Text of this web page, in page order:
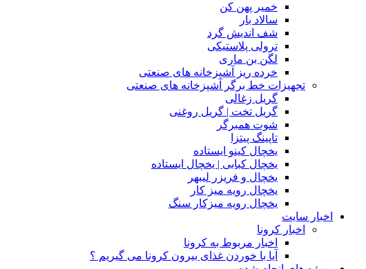
خمیر پهن کن
سالاد بار
شف اندیش گرد
ترولی پلاستیکی
لگن بن ماری
خرده ریز آشپزخانه های صنعتی
تجهیزات خط برگر آشپزخانه های صنعتی
گریل زغالی
گریل تخت | گریل روغنی
شوت همبرگر
تاپینگ پیتزا
یخچال کینو ایستاده
یخچال کبابی | یخچال ایستاده
یخچال و فریزر لیبهر
یخچال رویه میز کار
یخچال رویه میزکار سنگ
اخبار سایت
اخبار کرونا
اخبار مربوط به کرونا
آیا با خوردن غذای بیرون کرونا می گیریم ؟